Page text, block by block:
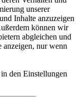
unserer
Inhalte anzuzeigen
können wir
abgleichen und
anzeigen, nur wenn
den Einstellungen